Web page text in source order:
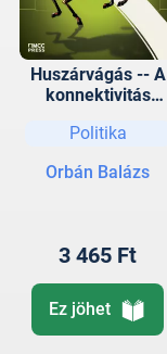
Huszárvágás -- A
konnektivitás
Politika
Orbán Balázs
3 465 Ft
Ez jöhet